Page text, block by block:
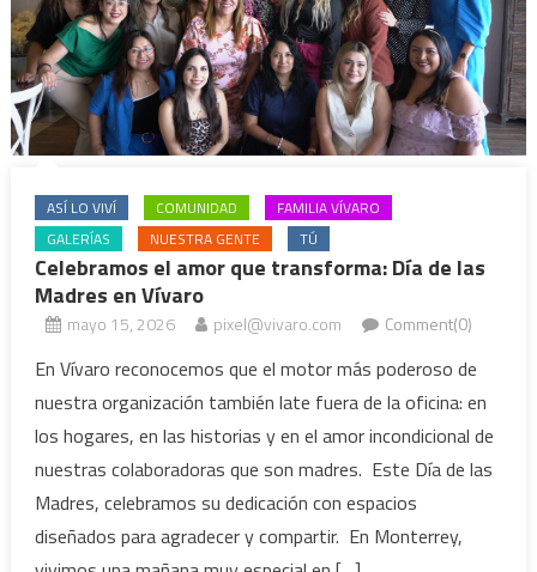
ASÍ LO VIVÍ COMUNIDAD
FAMILIA VÍVARO
GALERÍAS
NUESTRA GENTE TÚ
Celebramos el amor que transforma: Día de las
Madres en Vívaro
mayo 15, 2026 pixel@vivaro.com Comment(0)
En Vívaro reconocemos que el motor más poderoso de
nuestra organización también late fuera de la oficina: en
los hogares, en las historias y en el amor incondicional de
nuestras colaboradoras que son madres. Este Día de las
Madres, celebramos su dedicación con espacios
diseñados para agradecer y compartir. En Monterrey,